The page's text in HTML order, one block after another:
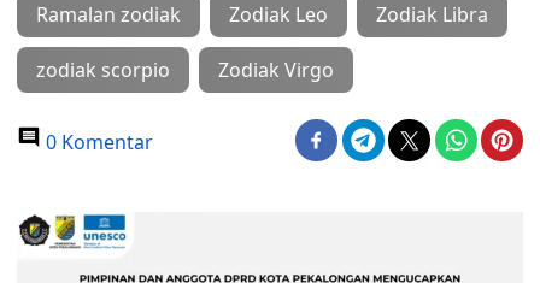
Ramalan zodiak Zodiak Leo Zodiak Libra
zodiak scorpio Zodiak Virgo
0 Komentar